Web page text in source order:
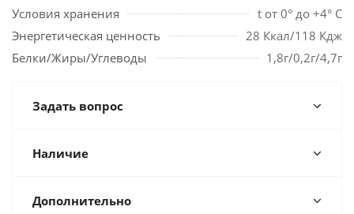
Условия хранения
t от 0° до +4° С
Энергетическая ценность
28 Ккал/118 Кдж
Белки/Жиры/Углеводы
1,8г/0,2г/4,7г
Задать вопрос
Наличие
Дополнительно